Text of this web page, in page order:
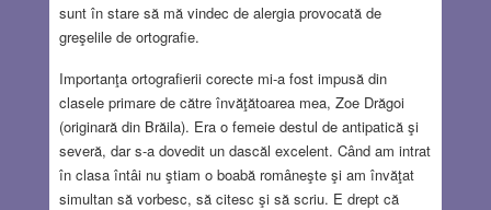
sunt în stare să mă vindec de alergia provocată de
greşelile de ortografie.
Importanţa ortografierii corecte mi-a fost impusă din
clasele primare de către învăţătoarea mea, Zoe Drăgoi
(originară din Brăila). Era o femeie destul de antipatică şi
severă, dar s-a dovedit un dascăl excelent. Când am intrat
în clasa întâi nu ştiam o boabă româneşte şi am învăţat
simultan să vorbesc, să citesc şi să scriu. E drept că